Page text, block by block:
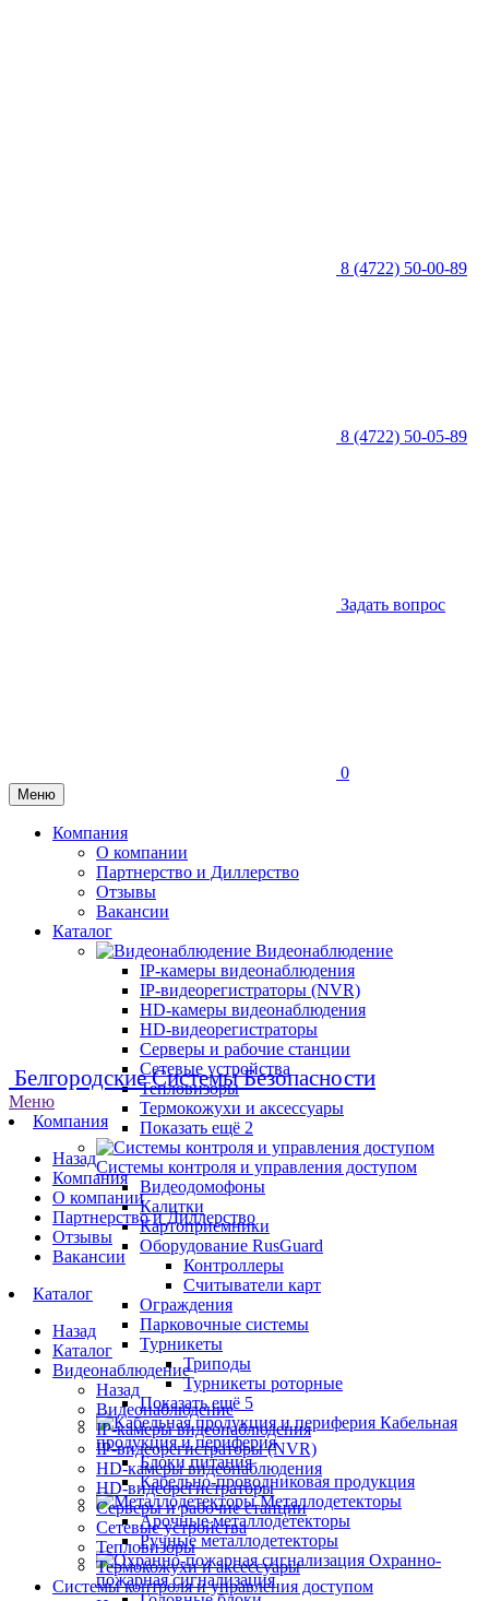
8 (4722) 50-00-89
8 (4722) 50-05-89
Задать вопрос
0
Меню
Компания
О компании
Партнерство и Диллерство
Отзывы
Вакансии
Каталог
Видеонаблюдение
IP-камеры видеонаблюдения
IP-видеорегистраторы (NVR)
HD-камеры видеонаблюдения
HD-видеорегистраторы
Серверы и рабочие станции
Сетевые устройства
Тепловизоры
Термокожухи и аксессуары
Показать ещё 2
Системы контроля и управления доступом
Видеодомофоны
Калитки
Картоприемники
Оборудование RusGuard
Контроллеры
Считыватели карт
Ограждения
Парковочные системы
Турникеты
Триподы
Турникеты роторные
Показать ещё 5
Кабельная
продукция и периферия
Блоки питания
Кабельно-проводниковая продукция
Металлодетекторы
Арочные металлодетекторы
Ручные металлодетекторы
Охранно-
пожарная сигнализация
Белгородские Системы Безопасности
Меню
Компания
Назад
Компания
О компании
Партнерство и Диллерство
Отзывы
Вакансии
Каталог
Назад
Каталог
Видеонаблюдение
Назад
Видеонаблюдение
IP-камеры видеонаблюдения
IP-видеорегистраторы (NVR)
HD-камеры видеонаблюдения
HD-видеорегистраторы
Серверы и рабочие станции
Сетевые устройства
Тепловизоры
Термокожухи и аксессуары
Системы контроля и управления доступом